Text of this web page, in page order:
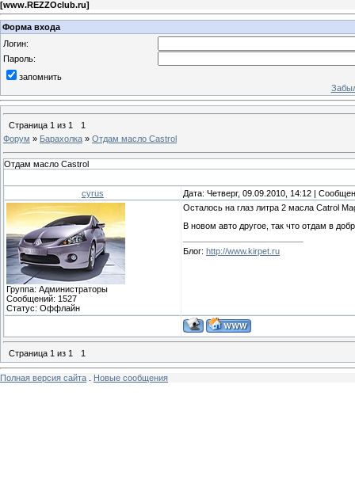
[www.REZZOclub.ru]
Форма входа
Логин:
Пароль:
запомнить
Страница 1 из 1
1
Форум » Барахолка » Отдам масло Castrol
Отдам масло Castrol
cyrus Дата: Четверг, 09.09.2010, 14:12 |
Группа: Администраторы
Сообщений: 1527
Статус: Оффлайн
Осталось на глаз литра 2 масла Catrol
В новом авто другое, так что отдам в
Блог: http://www.kirpet.ru
Страница 1 из 1 1
Полная версия сайта Новые сообщения